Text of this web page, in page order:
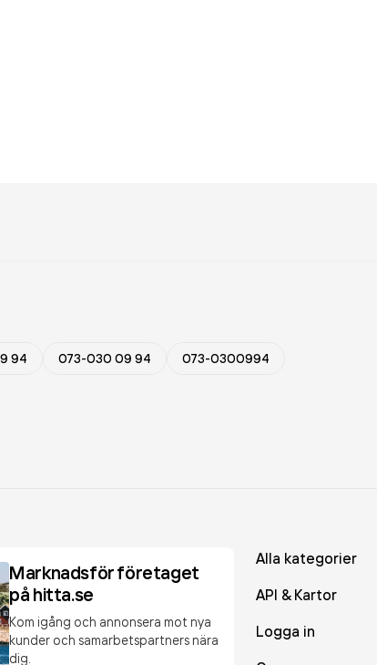
94 073-030 09 94 073-0300994
Marknadsför företaget
på hitta.se
Kom igång och annonsera mot nya
kunder och samarbetspartners nära
dig.
Alla kategorier
API & Kartor
Logga in